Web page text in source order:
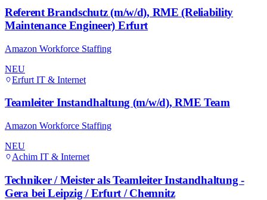
Referent Brandschutz (m/w/d), RME (Reliability
Maintenance Engineer) Erfurt
Amazon Workforce Staffing
NEU
Erfurt IT & Internet
Teamleiter Instandhaltung (m/w/d), RME Team
Amazon Workforce Staffing
NEU
Achim IT & Internet
Techniker / Meister als Teamleiter Instandhaltung -
Gera bei Leipzig / Erfurt / Chemnitz